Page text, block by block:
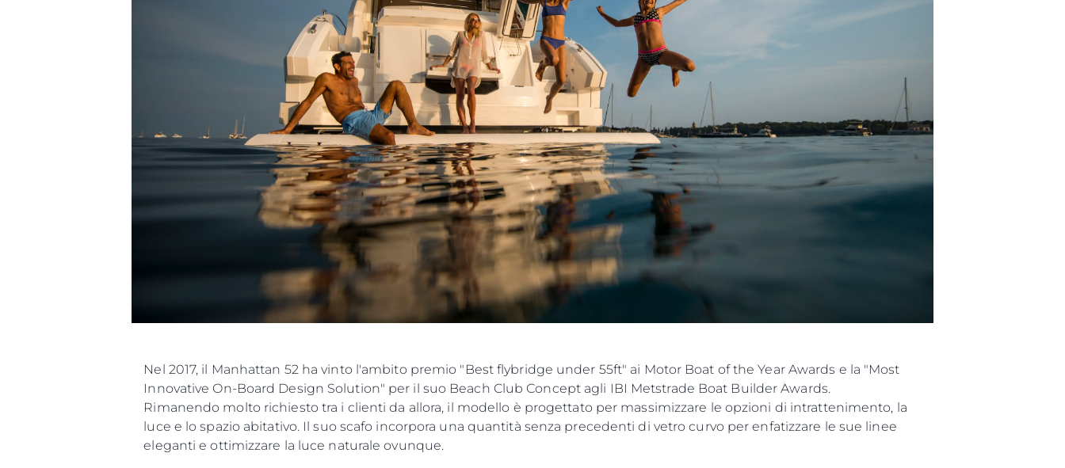
Nel 2017, il Manhattan 52 ha vinto l'ambito premio "Best flybridge under 55ft" ai Motor Boat of the Year Awards e la "Most
Innovative On-Board Design Solution" per il suo Beach Club Concept agli IBI Metstrade Boat Builder Awards.
Rimanendo molto richiesto tra i clienti da allora, il modello è progettato per massimizzare le opzioni di intrattenimento, la
luce e lo spazio abitativo. Il suo scafo incorpora una quantità senza precedenti di vetro curvo per enfatizzare le sue linee
eleganti e ottimizzare la luce naturale ovunque.